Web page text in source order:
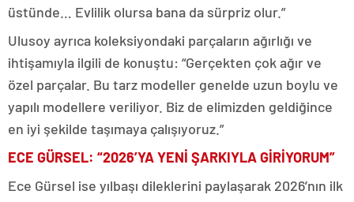
üstünde… Evlilik olursa bana da sürpriz olur.”
Ulusoy ayrıca koleksiyondaki parçaların ağırlığı ve
ihtişamıyla ilgili de konuştu: “Gerçekten çok ağır ve
özel parçalar. Bu tarz modeller genelde uzun boylu ve
yapılı modellere veriliyor. Biz de elimizden geldiğince
en iyi şekilde taşımaya çalışıyoruz.”
ECE GÜRSEL: “2026’YA YENİ ŞARKIYLA GİRİYORUM”
Ece Gürsel ise yılbaşı dileklerini paylaşarak 2026’nın ilk